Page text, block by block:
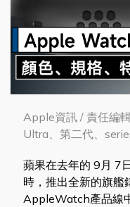
Apple資訊 / 責任編
Ultra、第二代、
蘋果在去年的 9月 7
時，推出全新的旗
AppleWatch產品線